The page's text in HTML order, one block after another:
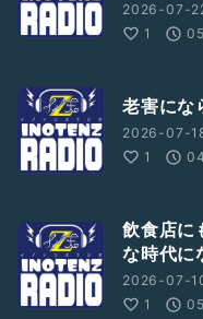
2026-07-
1
老害にな
2026-07-
1
飲食店に
な時代に
2026-07-
1